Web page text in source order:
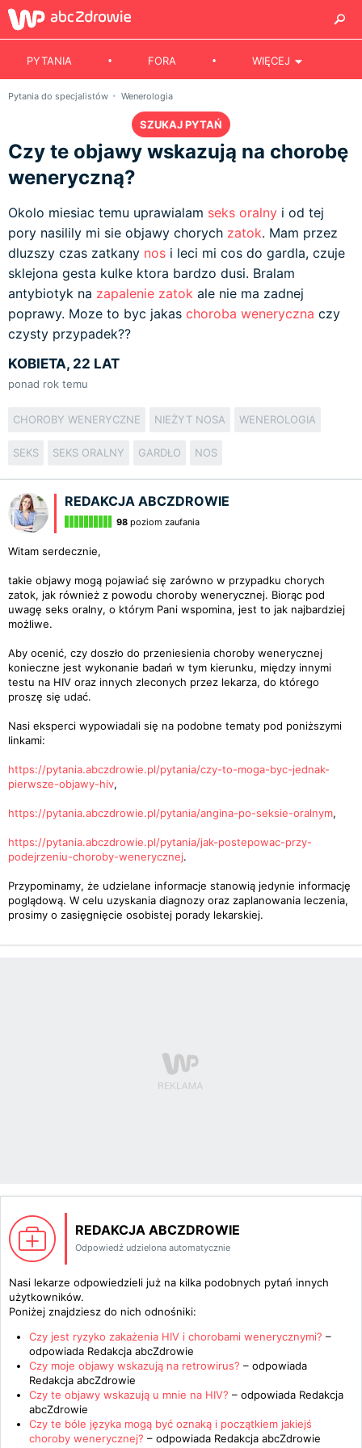
PYTANIA FORA WIĘCEJ
Pytania do specjalistów Wenerologia
SZUKAJ PYTAŃ
Czy te objawy wskazują na chorobę
weneryczną?
Okolo miesiac temu uprawialam seks oralny i od tej
pory nasilily mi sie objawy chorych zatok. Mam przez
dluzszy czas zatkany nos i leci mi cos do gardla, czuje
sklejona gesta kulke ktora bardzo dusi. Bralam
antybiotyk na zapalenie zatok ale nie ma zadnej
poprawy. Moze to byc jakas choroba weneryczna czy
czysty przypadek??
KOBIETA, 22 LAT
ponad rok temu
CHOROBY WENERYCZNE NIEŻYT NOSA WENEROLOGIA
SEKS SEKS ORALNY GARDŁO NOS
REDAKCJA ABCZDROWIE
98 poziom zaufania
Witam serdecznie,
takie objawy mogą pojawiać się zarówno w przypadku chorych
zatok, jak również z powodu choroby wenerycznej. Biorąc pod
uwagę seks oralny, o którym Pani wspomina, jest to jak najbardziej
możliwe.
Aby ocenić, czy doszło do przeniesienia choroby wenerycznej
konieczne jest wykonanie badań w tym kierunku, między innymi
testu na HIV oraz innych zleconych przez lekarza, do którego
proszę się udać.
Nasi eksperci wypowiadali się na podobne tematy pod poniższymi
linkami:
https://pytania.abczdrowie.pl/pytania/czy-to-moga-byc-jednak-
pierwsze-objawy-hiv,
https://pytania.abczdrowie.pl/pytania/angina-po-seksie-oralnym,
https://pytania.abczdrowie.pl/pytania/jak-postepowac-przy-
podejrzeniu-choroby-wenerycznej.
Przypominamy, że udzielane informacje stanowią jedynie informację
poglądową. W celu uzyskania diagnozy oraz zaplanowania leczenia,
prosimy o zasięgnięcie osobistej porady lekarskiej.
REDAKCJA ABCZDROWIE
Odpowiedź udzielona automatycznie
Nasi lekarze odpowiedzieli już na kilka podobnych pytań innych
użytkowników.
Poniżej znajdziesz do nich odnośniki:
Czy jest ryzyko zakażenia HIV i chorobami wenerycznymi? –
odpowiada Redakcja abcZdrowie
Czy moje objawy wskazują na retrowirus? – odpowiada
Redakcja abcZdrowie
Czy te objawy wskazują u mnie na HIV? – odpowiada Redakcja
abcZdrowie
Czy te bóle języka mogą być oznaką i początkiem jakiejś
choroby wenerycznej? – odpowiada Redakcja abcZdrowie